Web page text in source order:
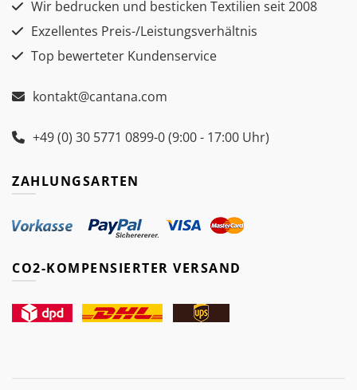
Wir bedrucken und besticken Textilien seit 2008
Exzellentes Preis-/Leistungsverhältnis
Top bewerteter Kundenservice
kontakt@cantana.com
+49 (0) 30 5771 0899-0 (9:00 - 17:00 Uhr)
ZAHLUNGSARTEN
CO2-KOMPENSIERTER VERSAND